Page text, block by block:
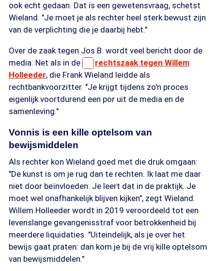
ook echt gedaan. Dat is een gewetensvraag, schetst
Wieland. "Je moet je als rechter heel sterk bewust zijn
van de verplichting die je daarbij hebt."
Over de zaak tegen Jos B. wordt veel bericht door de
media. Net als in de
rechtszaak tegen Willem
Holleeder, die Frank Wieland leidde als
rechtbankvoorzitter. "Je krijgt tijdens zo'n proces
eigenlijk voortdurend een por uit de media en de
samenleving."
Vonnis is een kille optelsom van
bewijsmiddelen
Als rechter kon Wieland goed met die druk omgaan:
"De kunst is om je rug dan te rechten. Ik laat me daar
niet door beïnvloeden. Je leert dat in de praktijk. Je
moet wel onafhankelijk blijven kijken", zegt Wieland.
Willem Holleeder wordt in 2019 veroordeeld tot een
levenslange gevangenisstraf voor betrokkenheid bij
meerdere liquidaties. "Uiteindelijk, als je over het
bewijs gaat praten: dan kom je bij de vrij kille optelsom
van bewijsmiddelen."